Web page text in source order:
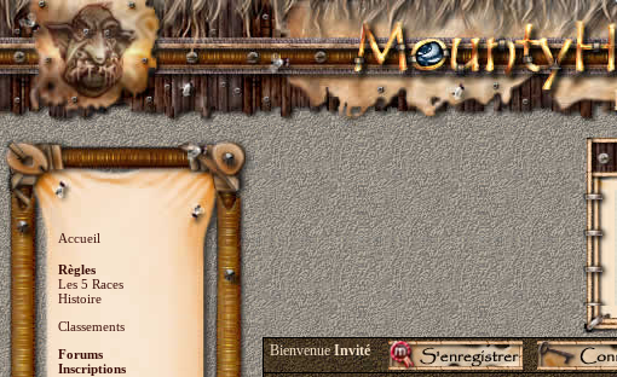
Accueil
Règles
Les 5 Races
Histoire
Classements
Forums
Inscriptions
BienvenueInvité